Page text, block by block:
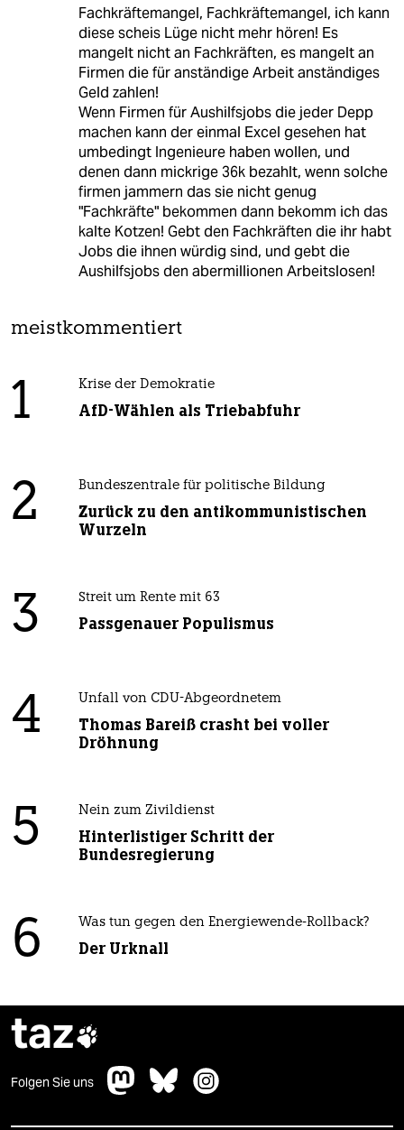
Fachkräftemangel, Fachkräftemangel, ich kann
diese scheis Lüge nicht mehr hören! Es
mangelt nicht an Fachkräften, es mangelt an
Firmen die für anständige Arbeit anständiges
Geld zahlen!
Wenn Firmen für Aushilfsjobs die jeder Depp
machen kann der einmal Excel gesehen hat
umbedingt Ingenieure haben wollen, und
denen dann mickrige 36k bezahlt, wenn solche
firmen jammern das sie nicht genug
"Fachkräfte" bekommen dann bekomm ich das
kalte Kotzen! Gebt den Fachkräften die ihr habt
Jobs die ihnen würdig sind, und gebt die
Aushilfsjobs den abermillionen Arbeitslosen!
meistkommentiert
1 Krise der Demokratie
AfD-Wählen als Triebabfuhr
2 Bundeszentrale für politische Bildung
Zurück zu den antikommunistischen
Wurzeln
3 Streit um Rente mit 63
Passgenauer Populismus
4 Unfall von CDU-Abgeordnetem
Thomas Bareiß crasht bei voller
Dröhnung
5 Nein zum Zivildienst
Hinterlistiger Schritt der
Bundesregierung
6 Was tun gegen den Energiewende-Rollback?
Der Urknall
taz
Folgen Sie uns